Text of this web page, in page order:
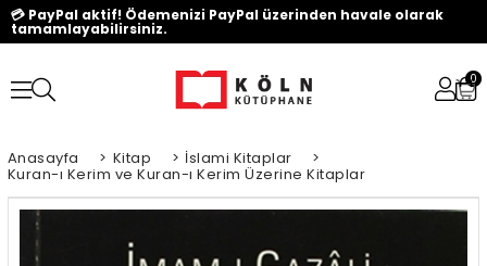
💳 PayPal aktif! Ödemenizi PayPal üzerinden havale olarak
tamamlayabilirsiniz.
0
Anasayfa > Kitap > İslami Kitaplar >
Kuran-ı Kerim ve Kuran-ı Kerim Üzerine Kitaplar